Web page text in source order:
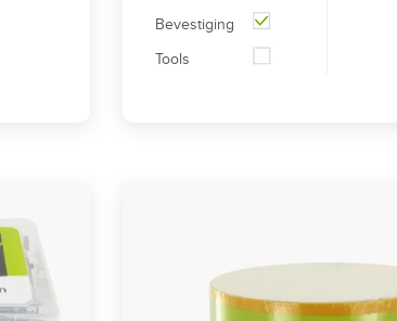
Bevestiging
Tools